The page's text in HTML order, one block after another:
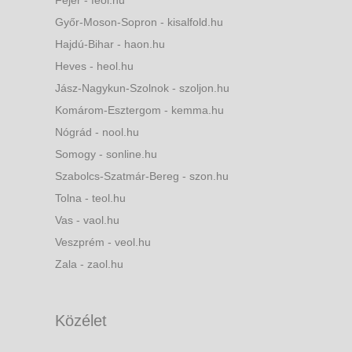
Győr-Moson-Sopron - kisalfold.hu
Hajdú-Bihar - haon.hu
Heves - heol.hu
Jász-Nagykun-Szolnok - szoljon.hu
Komárom-Esztergom - kemma.hu
Nógrád - nool.hu
Somogy - sonline.hu
Szabolcs-Szatmár-Bereg - szon.hu
Tolna - teol.hu
Vas - vaol.hu
Veszprém - veol.hu
Zala - zaol.hu
Közélet